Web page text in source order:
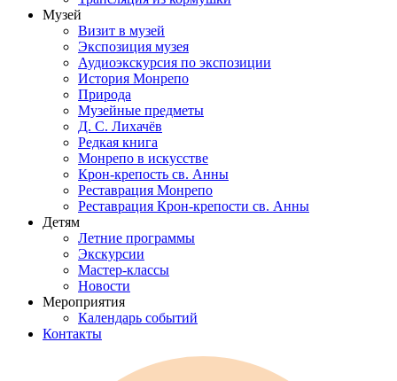
Музей
Визит в музей
Экспозиция музея
Аудиоэкскурсия по экспозиции
История Монрепо
Природа
Музейные предметы
Д. С. Лихачёв
Редкая книга
Монрепо в искусстве
Крон-крепость св. Анны
Реставрация Монрепо
Реставрация Крон-крепости св. Анны
Детям
Летние программы
Экскурсии
Мастер-классы
Новости
Мероприятия
Календарь событий
Контакты